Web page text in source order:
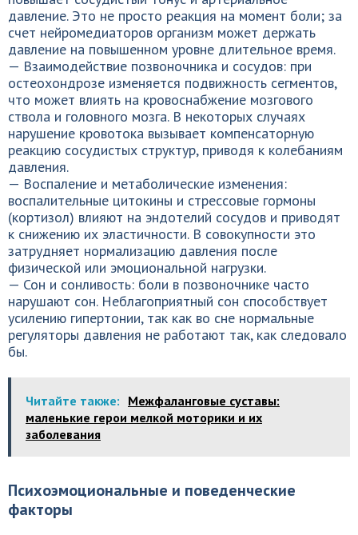
давление. Это не просто реакция на момент боли; за
счет нейромедиаторов организм может держать
давление на повышенном уровне длительное время.
— Взаимодействие позвоночника и сосудов: при
остеохондрозе изменяется подвижность сегментов,
что может влиять на кровоснабжение мозгового
ствола и головного мозга. В некоторых случаях
нарушение кровотока вызывает компенсаторную
реакцию сосудистых структур, приводя к колебаниям
давления.
— Воспаление и метаболические изменения:
воспалительные цитокины и стрессовые гормоны
(кортизол) влияют на эндотелий сосудов и приводят
к снижению их эластичности. В совокупности это
затрудняет нормализацию давления после
физической или эмоциональной нагрузки.
— Сон и сонливость: боли в позвоночнике часто
нарушают сон. Неблагоприятный сон способствует
усилению гипертонии, так как во сне нормальные
регуляторы давления не работают так, как следовало
бы.
Читайте также: Межфаланговые суставы:
маленькие герои мелкой моторики и их
заболевания
Психоэмоциональные и поведенческие
факторы